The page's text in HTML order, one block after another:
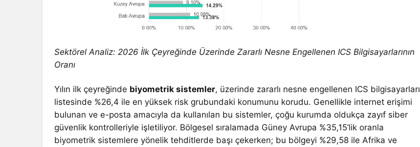
Sektörel Analiz: 2026 İlk Çeyreğinde Üzerinde Zararlı Nesne Engellenen ICS Bilgisayarlarının
Oranı
Yılın ilk çeyreğinde biyometrik sistemler, üzerinde zararlı nesne engellenen ICS bilgisayarları
listesinde %26,4 ile en yüksek risk grubundaki konumunu korudu. Genellikle internet erişimi
bulunan ve e-posta amacıyla da kullanılan bu sistemler, çoğu kurumda oldukça zayıf siber
güvenlik kontrolleriyle işletiliyor. Bölgesel sıralamada Güney Avrupa %35,15’lik oranla
biyometrik sistemlere yönelik tehditlerde başı çekerken; bu bölgeyi %29,58 ile Afrika ve